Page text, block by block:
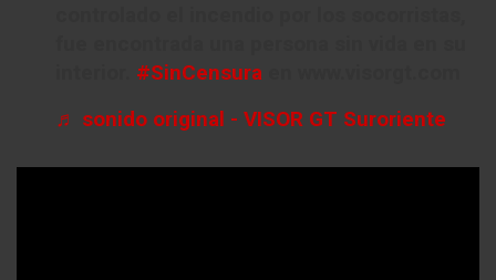
#SinCensura
♬ sonido original - VISOR GT Suroriente